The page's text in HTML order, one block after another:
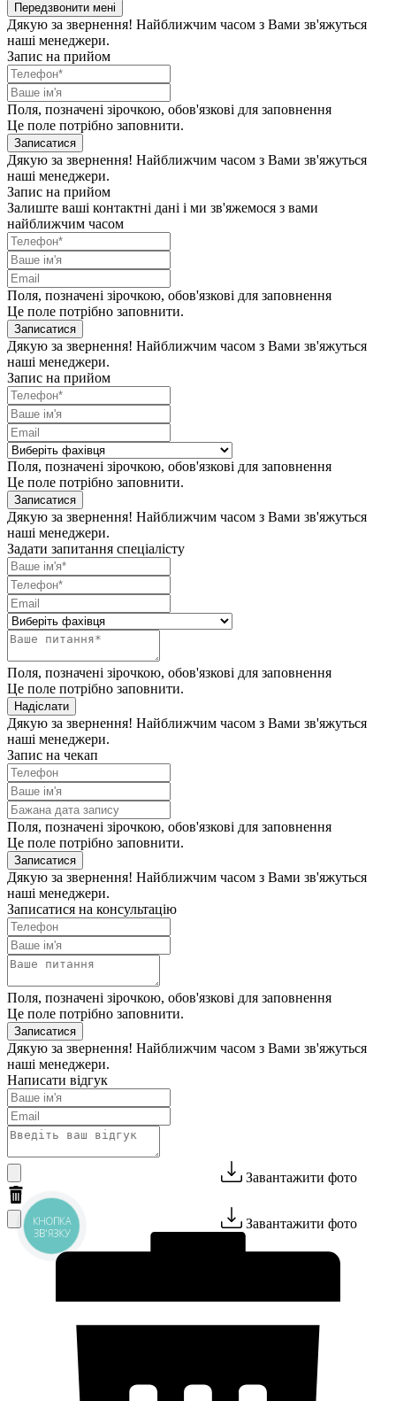
Передзвонити мені
Дякую за звернення! Найближчим часом з Вами зв'яжуться
наші менеджери.
Запис на прийом
Поля, позначені зірочкою, обов'язкові для заповнення
Це поле потрібно заповнити.
Записатися
Дякую за звернення! Найближчим часом з Вами зв'яжуться
наші менеджери.
Запис на прийом
Залиште ваші контактні дані і ми зв'яжемося з вами
найближчим часом
Поля, позначені зірочкою, обов'язкові для заповнення
Це поле потрібно заповнити.
Записатися
Дякую за звернення! Найближчим часом з Вами зв'яжуться
наші менеджери.
Запис на прийом
Поля, позначені зірочкою, обов'язкові для заповнення
Це поле потрібно заповнити.
Записатися
Дякую за звернення! Найближчим часом з Вами зв'яжуться
наші менеджери.
Задати запитання спеціалісту
Поля, позначені зірочкою, обов'язкові для заповнення
Це поле потрібно заповнити.
Надіслати
Дякую за звернення! Найближчим часом з Вами зв'яжуться
наші менеджери.
Запис на чекап
Поля, позначені зірочкою, обов'язкові для заповнення
Це поле потрібно заповнити.
Записатися
Дякую за звернення! Найближчим часом з Вами зв'яжуться
наші менеджери.
Записатися на консультацію
Поля, позначені зірочкою, обов'язкові для заповнення
Це поле потрібно заповнити.
Записатися
Дякую за звернення! Найближчим часом з Вами зв'яжуться
наші менеджери.
Написати відгук
Завантажити фото
Завантажити фото
КНОПКА
ЗВ'ЯЗКУ